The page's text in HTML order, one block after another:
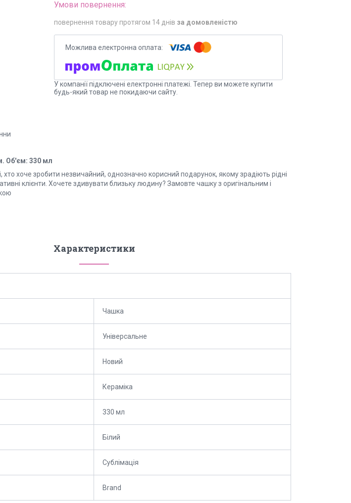
повернення товару протягом 14 днів за домовленістю
У компанії підключені електронні платежі. Тепер ви можете купити
будь-який товар не покидаючи сайту.
Об'єм: 330 мл
хоче зробити незвичайний, однозначно корисний подарунок, якому зрадіють рідні
клієнти. Хочете здивувати близьку людину? Замовте чашку з оригінальним і
Характеристики
Чашка
Універсальне
Новий
Кераміка
330 мл
Білий
Сублімація
Brand